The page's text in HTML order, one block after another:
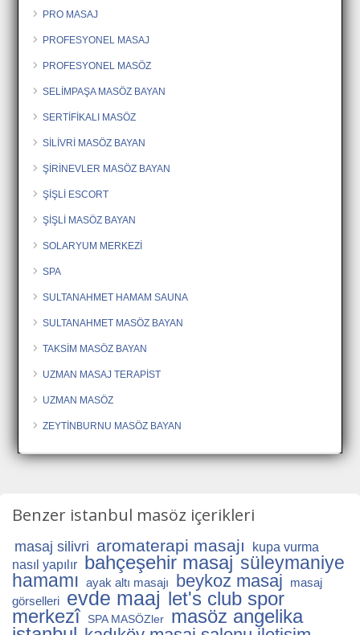
PRO MASAJ
PROFESYONEL MASAJ
PROFESYONEL MASÖZ
SELİMPAŞA MASÖZ BAYAN
SERTİFİKALI MASÖZ
SİLİVRİ MASÖZ BAYAN
ŞİRİNEVLER MASÖZ BAYAN
ŞİŞLİ ESCORT
ŞİŞLİ MASÖZ BAYAN
SOLARYUM MERKEZİ
SPA
SULTANAHMET HAMAM SAUNA
SULTANAHMET MASÖZ BAYAN
TAKSİM MASÖZ BAYAN
UZMAN MASAJ TERAPİST
UZMAN MASÖZ
ZEYTİNBURNU MASÖZ BAYAN
Benzer istanbul masöz içerikleri
masaj silivri aromaterapi masajı
kupa vurma
nasıl yapılır bahçeşehir masaj süleymaniye
hamamı ayak altı masajı beykoz masaj
masaj
görselleri evde maaj let's club spor
merkezî
SPA MASÖZler
masöz angelika